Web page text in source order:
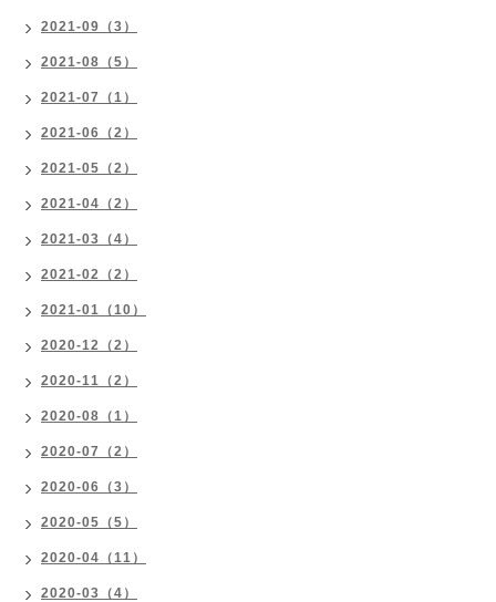
2021-09（3）
2021-08（5）
2021-07（1）
2021-06（2）
2021-05（2）
2021-04（2）
2021-03（4）
2021-02（2）
2021-01（10）
2020-12（2）
2020-11（2）
2020-08（1）
2020-07（2）
2020-06（3）
2020-05（5）
2020-04（11）
2020-03（4）